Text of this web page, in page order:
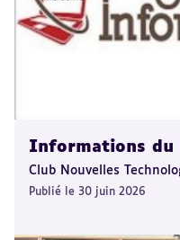
Informations du
Club Nouvelles
Publié le 30 juin 2026